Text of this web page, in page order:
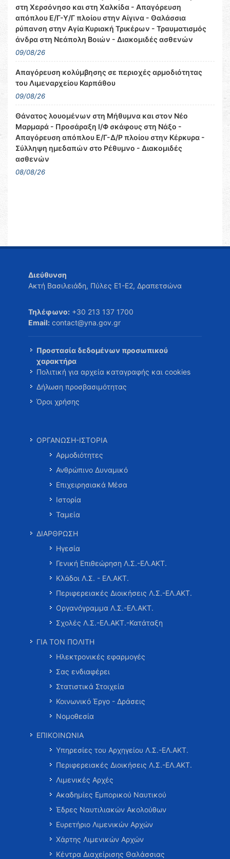
στη Χερσόνησο και στη Χαλκίδα - Απαγόρευση
απόπλου Ε/Γ-Υ/Γ πλοίου στην Αίγινα - Θαλάσσια
ρύπανση στην Αγία Κυριακή Τρικέρων - Τραυματισμός
άνδρα στη Νεάπολη Βοιών - Διακομιδές ασθενών
09/08/26
Απαγόρευση κολύμβησης σε περιοχές αρμοδιότητας
του Λιμεναρχείου Καρπάθου
09/08/26
Θάνατος λουομένων στη Μήθυμνα και στον Νέο
Μαρμαρά - Προσάραξη Ι/Φ σκάφους στη Νάξο -
Απαγόρευση απόπλου Ε/Γ-Δ/Ρ πλοίου στην Κέρκυρα -
Σύλληψη ημεδαπών στο Ρέθυμνο - Διακομιδές
ασθενών
08/08/26
Διεύθυνση
Ακτή Βασιλειάδη, Πύλες Ε1-Ε2, Δραπετσώνα
Τηλέφωνο: +30 213 137 1700
Email: contact@yna.gov.gr
Προστασία δεδομένων προσωπικού
χαρακτήρα
Πολιτική για αρχεία καταγραφής και cookies
Δήλωση προσβασιμότητας
Όροι χρήσης
ΟΡΓΑΝΩΣΗ-ΙΣΤΟΡΙΑ
Αρμοδιότητες
Ανθρώπινο Δυναμικό
Επιχειρησιακά Μέσα
Ιστορία
Ταμεία
ΔΙΑΡΘΡΩΣΗ
Ηγεσία
Γενική Επιθεώρηση Λ.Σ.-ΕΛ.ΑΚΤ.
Κλάδοι Λ.Σ. - ΕΛ.ΑΚΤ.
Περιφερειακές Διοικήσεις Λ.Σ.-ΕΛ.ΑΚΤ.
Οργανόγραμμα Λ.Σ.-ΕΛ.ΑΚΤ.
Σχολές Λ.Σ.-ΕΛ.ΑΚΤ.-Κατάταξη
ΓΙΑ ΤΟΝ ΠΟΛΙΤΗ
Ηλεκτρονικές εφαρμογές
Σας ενδιαφέρει
Στατιστικά Στοιχεία
Κοινωνικό Έργο - Δράσεις
Νομοθεσία
ΕΠΙΚΟΙΝΩΝΙΑ
Υπηρεσίες του Αρχηγείου Λ.Σ.-ΕΛ.ΑΚΤ.
Περιφερειακές Διοικήσεις Λ.Σ.-ΕΛ.ΑΚΤ.
Λιμενικές Αρχές
Ακαδημίες Εμπορικού Ναυτικού
Έδρες Ναυτιλιακών Ακολούθων
Ευρετήριο Λιμενικών Αρχών
Χάρτης Λιμενικών Αρχών
Κέντρα Διαχείρισης Θαλάσσιας